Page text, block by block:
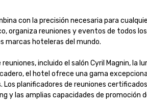
con la precisión necesaria para
organiza reuniones y eventos de todos
marcas hoteleras del mundo.
incluido el salón Cyril Magnin, la
el hotel ofrece una gama
planificadores de reuniones
y las amplias capacidades de promoción